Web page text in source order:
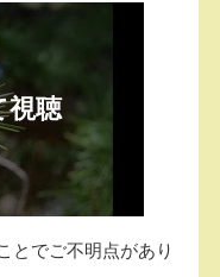
とでご不明点があり